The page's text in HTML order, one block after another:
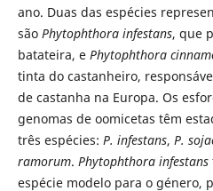
ano. Duas das espécies
são Phytophthora infestans, que
batateira, e Phytophthora
tinta do castanheiro,
de castanha na Europa. Os
genomas de oomicetas têm
três espécies: P. infestans, P.
ramorum. Phytophthora infestans
espécie modelo para o género,